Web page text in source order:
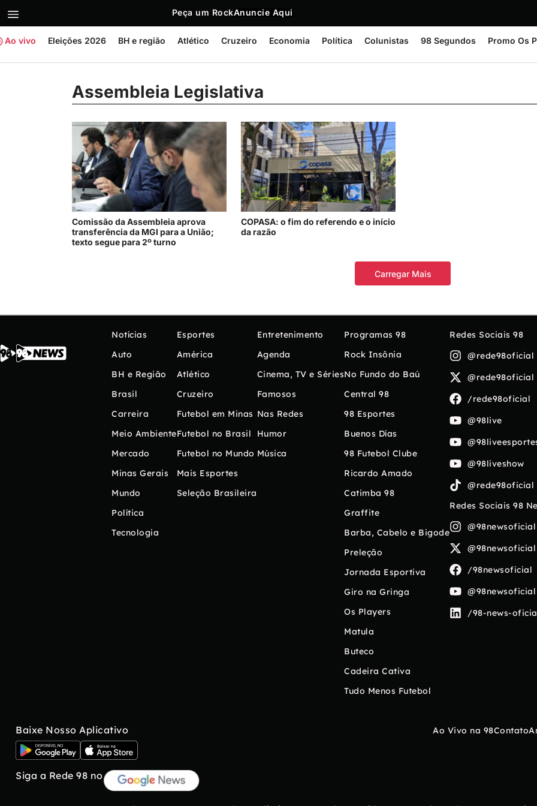
Peça um RockAnuncie Aqui
Ao vivo Eleições 2026 BH e região Atlético Cruzeiro Economia Política Colunistas 98 Segundos Promo Os
Assembleia Legislativa
Comissão da Assembleia aprova
transferência da MGI para a União;
texto segue para 2º turno
COPASA: o fim do referendo e o início
da razão
Carregar Mais
Notícias
Auto
BH e Região
Brasil
Carreira
Meio Ambiente
Mercado
Minas Gerais
Mundo
Política
Tecnologia
Esportes
América
Atlético
Cruzeiro
Futebol em Minas
Futebol no Brasil
Futebol no Mundo
Mais Esportes
Seleção Brasileira
Entretenimento
Agenda
Cinema, TV e Séries
Famosos
Nas Redes
Humor
Música
Programas 98
Rock Insônia
No Fundo do Baú
Central 98
98 Esportes
Buenos Días
98 Futebol Clube
Ricardo Amado
Catimba 98
Graffite
Barba, Cabelo e Bigode
Preleção
Jornada Esportiva
Giro na Gringa
Os Players
Matula
Buteco
Cadeira Cativa
Tudo Menos Futebol
Redes Sociais 98
@rede98oficial
@rede98oficial
/rede98oficial
@98live
@98liveshow
@rede98oficial
Redes Sociais 98
@98newsoficial
@98newsoficial
/98newsoficial
@98newsoficial
/98-news-
Baixe Nosso Aplicativo
Siga a Rede 98 no
Ao Vivo na 98Contato